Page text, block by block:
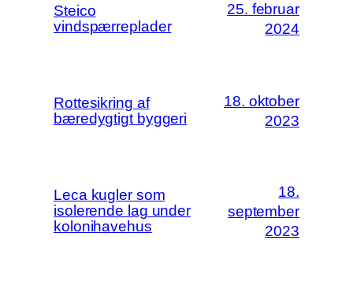
Steico
vindspærreplader
25. februar
2024
Rottesikring af
bæredygtigt byggeri
18. oktober
2023
Leca kugler som
isolerende lag under
kolonihavehus
18.
september
2023